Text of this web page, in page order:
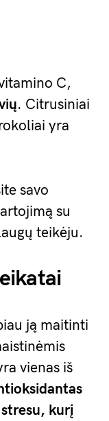
C,
. Citrusiniai
yra
savo
su
teikėju.
ją maitinti
vienas iš
kurį